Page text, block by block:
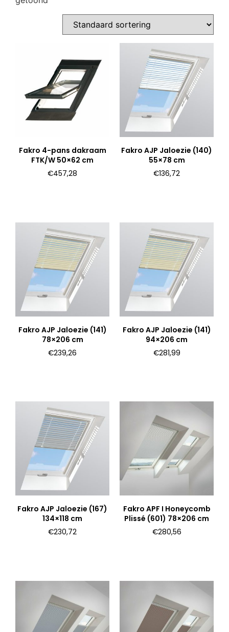
Fakro 4-pans dakraam
FTK/W 50×62 cm
€457,28
Fakro AJP Jaloezie (140)
55×78 cm
€136,72
Fakro AJP Jaloezie (141)
78×206 cm
€239,26
Fakro AJP Jaloezie (141)
94×206 cm
€281,99
Fakro AJP Jaloezie (167)
134×118 cm
€230,72
Fakro APF I Honeycomb
Plissé (601) 78×206 cm
€280,56